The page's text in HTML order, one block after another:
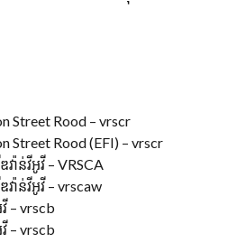
Street Rood – vrscr
Street Rood (EFI) – vrscr
ាន់វីអូវី – VRSCA
ាន់វីអូវី – vrscaw
– vrscb
– vrscb